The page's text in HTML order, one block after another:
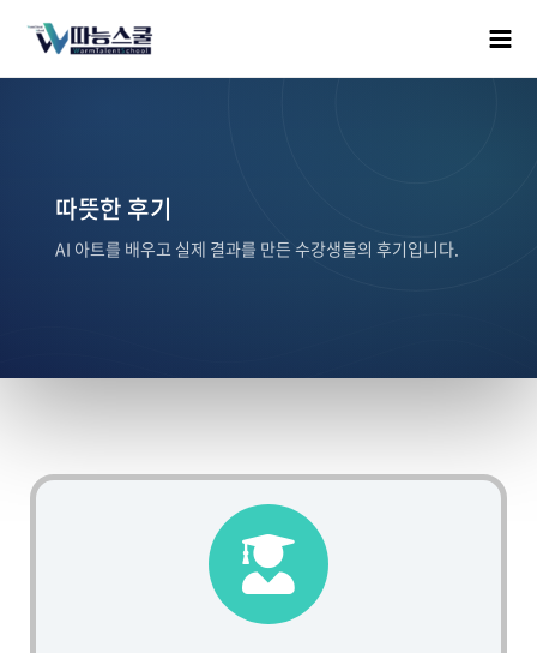
따뜻한 후기
AI 아트를 배우고 실제 결과를 만든 수강생들의 후기입니다.